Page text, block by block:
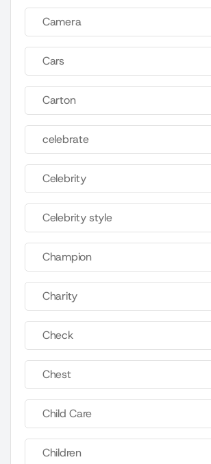
Camera
Cars
Carton
celebrate
Celebrity
Celebrity style
Champion
Charity
Check
Chest
Child Care
Children